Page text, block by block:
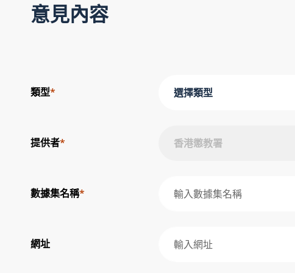
意見內容
類型* 選擇類型
提供者* 香港懲教署
數據集名稱*
網址